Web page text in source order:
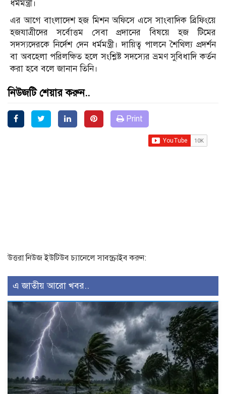
ধর্মমন্ত্রী।
এর আগে বাংলাদেশ হজ মিশন অফিসে এসে সাংবাদিক ব্রিফিংয়ে
হজযাত্রীদের সর্বোত্তম সেবা প্রদানের বিষয়ে হজ টিমের
সদস্যদেরকে নির্দেশ দেন ধর্মমন্ত্রী। দায়িত্ব পালনে শৈথিল্য প্রদর্শন
বা অবহেলা পরিলক্ষিত হলে সংশ্লিষ্ট সদস্যের ভ্রমণ সুবিধাদি কর্তন
করা হবে বলে জানান তিনি।
নিউজটি শেয়ার করুন..
Print
উত্তরা নিউজ ইউটিউব চ্যানেলে সাবস্ক্রাইব করুন:
এ জাতীয় আরো খবর..